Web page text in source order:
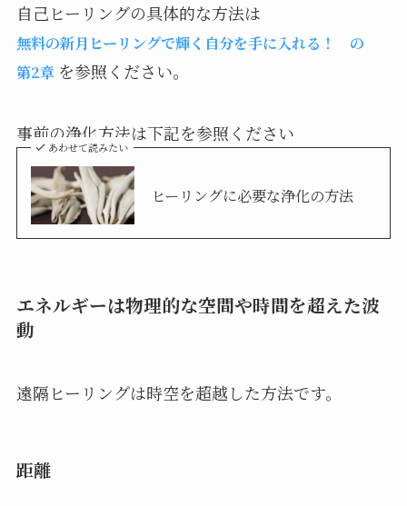
自己ヒーリングの具体的な方法は
無料の新月ヒーリングで輝く自分を手に入れる！ の
第2章 を参照ください。
事前の浄化方法は下記を参照ください
あわせて読みたい
ヒーリングに必要な浄化の方法
エネルギーは物理的な空間や時間を超えた波
動
遠隔ヒーリングは時空を超越した方法です。
距離